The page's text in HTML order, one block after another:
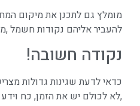
מומלץ גם לתכנן את מיקום
להעביר אליהם נקודות חשמל
נקודה חשובה!
כדאי לדעת שגינות גדולות
,לא לכולם יש את הזמן, כח